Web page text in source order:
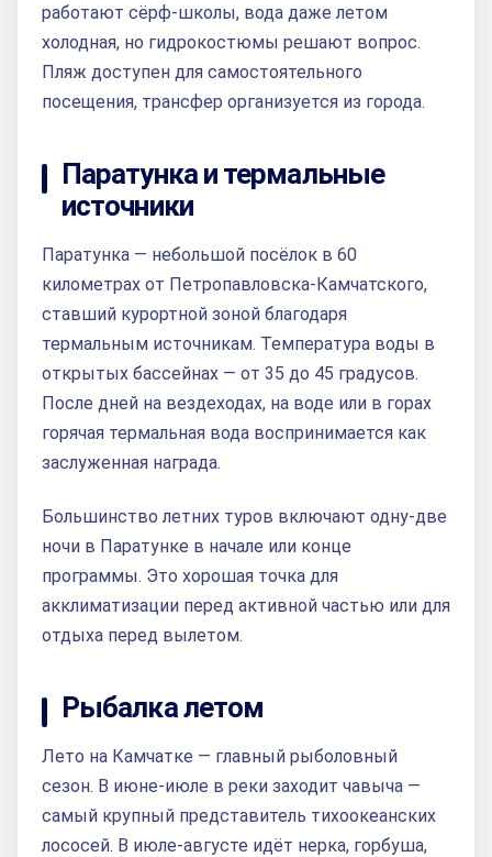
работают сёрф-школы, вода даже летом
холодная, но гидрокостюмы решают вопрос.
Пляж доступен для самостоятельного
посещения, трансфер организуется из города.
Паратунка и термальные
источники
Паратунка — небольшой посёлок в 60
километрах от Петропавловска-Камчатского,
ставший курортной зоной благодаря
термальным источникам. Температура воды в
открытых бассейнах — от 35 до 45 градусов.
После дней на вездеходах, на воде или в горах
горячая термальная вода воспринимается как
заслуженная награда.
Большинство летних туров включают одну-две
ночи в Паратунке в начале или конце
программы. Это хорошая точка для
акклиматизации перед активной частью или для
отдыха перед вылетом.
Рыбалка летом
Лето на Камчатке — главный рыболовный
сезон. В июне-июле в реки заходит чавыча —
самый крупный представитель тихоокеанских
лососей. В июле-августе идёт нерка, горбуша,